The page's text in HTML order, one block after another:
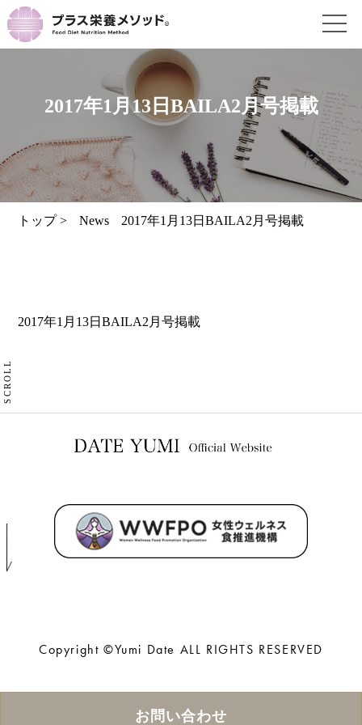
2017年1月13日BAILA2月号掲載
トップ> News 2017年1月13日BAILA2月号掲載
SCROLL
2017年1月13日BAILA2月号掲載
Copyright ©Yumi Date ALL RIGHTS RESERVED
お問い合わせ